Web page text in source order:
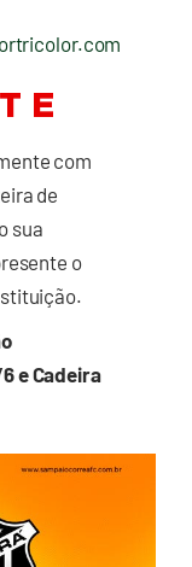
E
com
de
sua
o
e Cadeira